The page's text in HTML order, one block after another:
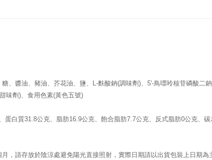
、醬油、豬油、芥花油、鹽、 L-麩酸鈉(調味劑)、 5'-鳥嘌呤核苷磷酸二鈉
味劑)、食用色素(黃色五號)
蛋白質31.8公克、脂肪16.9公克、飽合脂肪7.7公克、反式脂肪0公克、碳
，請存放於陰涼處避免陽光直接照射，實際日期請以出貨包裝上日期為